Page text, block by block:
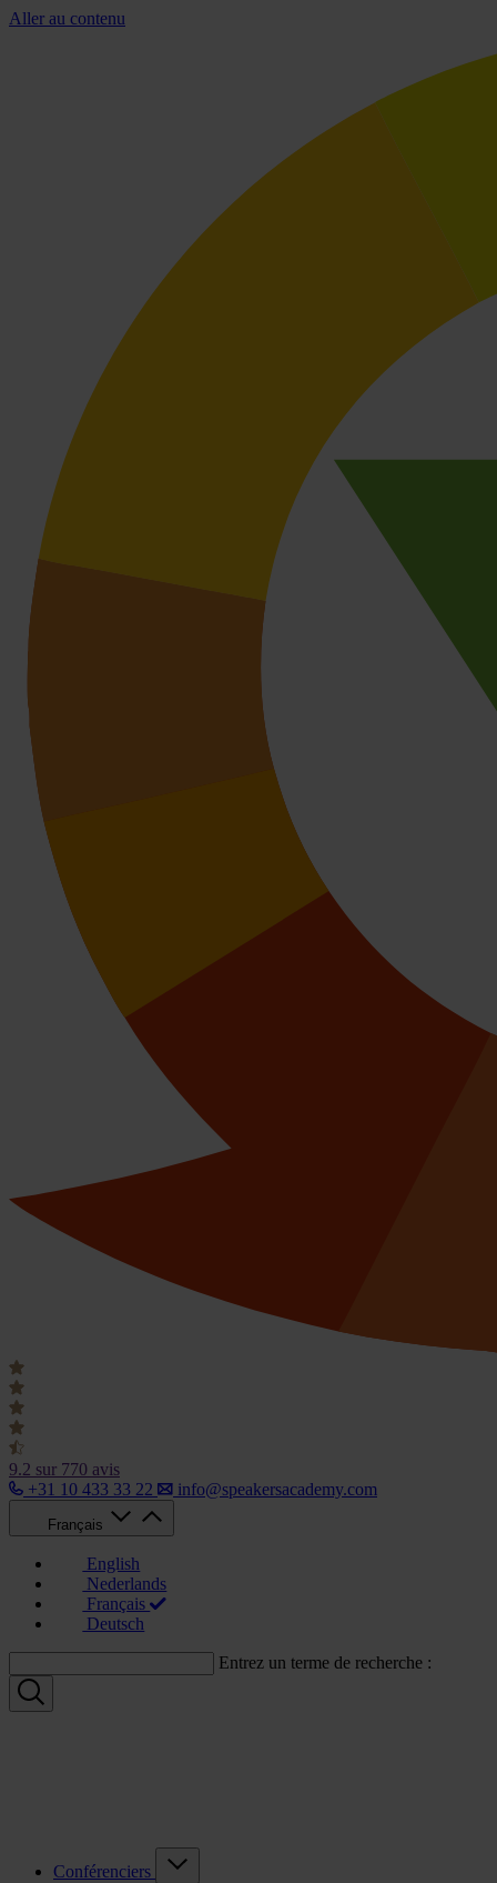
Aller au contenu
9.2 sur 770 avis
+31 10 433 33 22
info@speakersacademy.com
Français
English
Nederlands
Français
Deutsch
Entrez un terme de recherche :
Conférenciers